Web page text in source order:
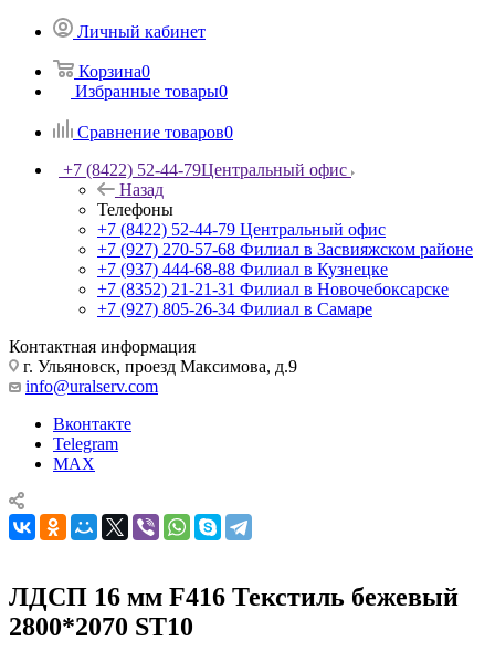
Личный кабинет
Корзина0
Избранные товары0
Сравнение товаров0
+7 (8422) 52-44-79Центральный офис
Назад
Телефоны
+7 (8422) 52-44-79 Центральный офис
+7 (927) 270-57-68 Филиал в Засвияжском районе
+7 (937) 444-68-88 Филиал в Кузнецке
+7 (8352) 21-21-31 Филиал в Новочебоксарске
+7 (927) 805-26-34 Филиал в Самаре
Контактная информация
г. Ульяновск, проезд Максимова, д.9
info@uralserv.com
Вконтакте
Telegram
MAX
ЛДСП 16 мм F416 Текстиль бежевый
2800*2070 ST10